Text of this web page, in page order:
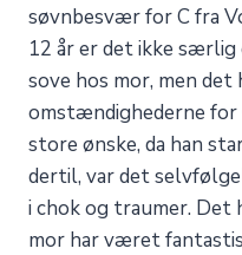
søvnbesvær for C fra
12 år er det ikke
sove hos mor, men
omstændighederne for
store ønske, da han
dertil, var det
i chok og traumer. Det
mor har været